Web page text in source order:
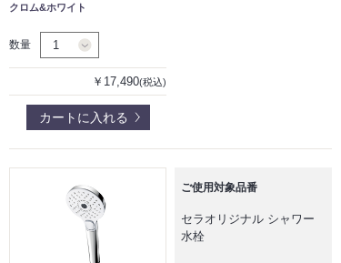
クロム&ホワイト
数量
￥17,490(税込)
カートに入れる
ご使用対象品番
セラオリジナル シャワー
水栓